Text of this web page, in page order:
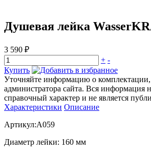
Душевая лейка
3 590 ₽
+ -
Купить
Уточняйте информацию о
администратора сайта. Вся информация
справочный характер и не является
Характеристики Описание
Артикул:A059
Диаметр лейки: 160 мм